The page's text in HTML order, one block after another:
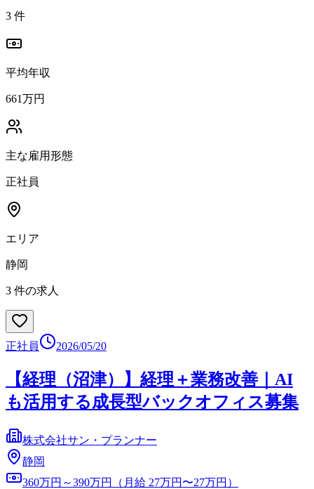
3 件
平均年収
661万円
主な雇用形態
正社員
エリア
静岡
3 件の求人
正社員 2026/05/20
【経理（沼津）】経理＋業務改善｜AI
も活用する成長型バックオフィス募集
株式会社サン・プランナー
静岡
360万円～390万円（月給 27万円〜27万円）